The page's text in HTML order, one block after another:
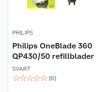
PHILIPS
Philips OneBlade 360
QP430/50 refillblader
SVART
☆☆☆☆☆ (0)